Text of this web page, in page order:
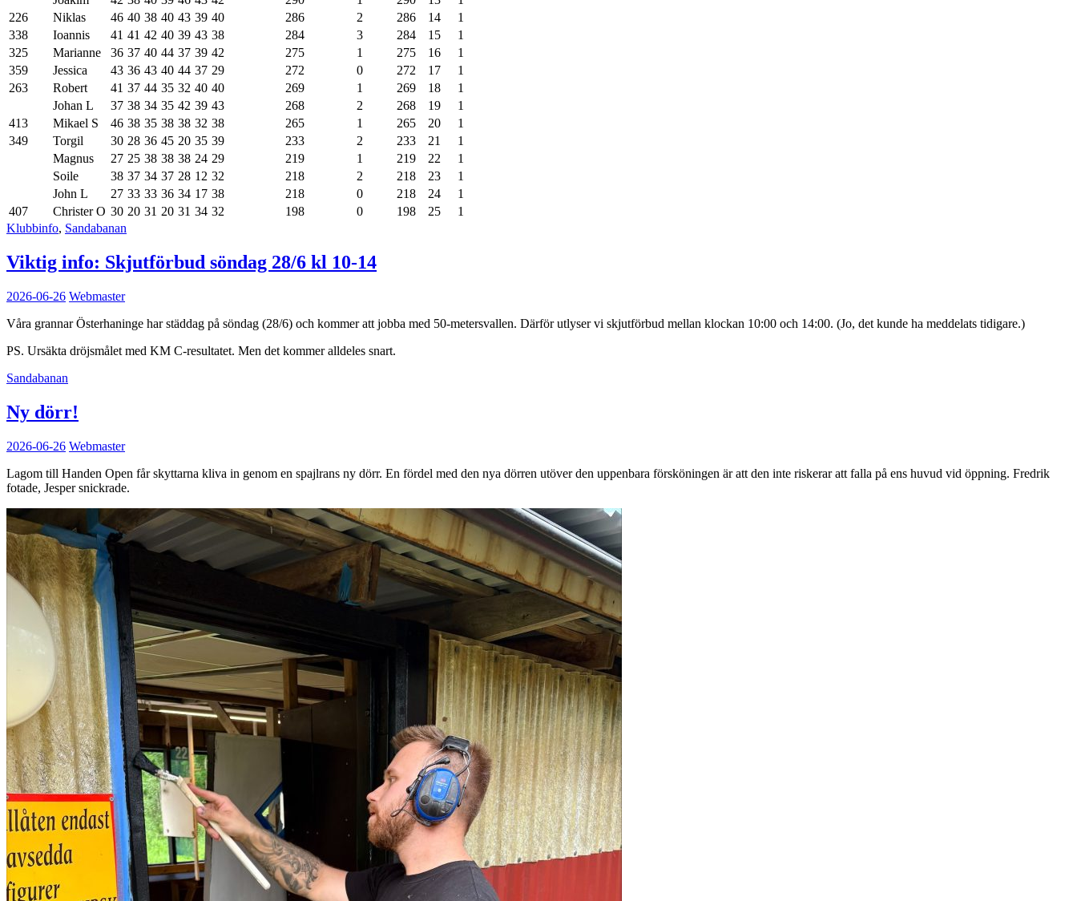
226
Niklas 46 40 38 40 43 39 40 286 2 286 14
1
338
Ioannis 41 41 42 40 39 43 38 284 3 284 15
1
325
Marianne 36 37 40 44 37 39 42 275 1 275 16
1
359
Jessica 43 36 43 40 44 37 29 272 0 272 17
1
263
Robert 41 37 44 35 32 40 40 269 1 269 18
1
Johan L
37 38 34 35 42 39 43 268 2 268 19
1
413
Mikael S 46 38 35 38 38 32 38 265 1 265 20
1
349
Torgil 30 28 36 45 20 35 39 233 2 233 21
1
Magnus
27 25 38 38 38 24 29 219 1 219 22
1
Soile
38 37 34 37 28 12 32 218 2 218 23
1
John L
27 33 33 36 34 17 38 218 0 218 24
1
407
Christer O 30 20 31 20 31 34 32 198 0 198 25
1
Klubbinfo, Sandabanan
Viktig info: Skjutförbud söndag 28/6 kl 10-14
2026-06-26 Webmaster
Våra grannar Österhaninge har städdag på söndag (28/6) och kommer att jobba med 50-metersvallen. Därför utlyser vi skjutförbud mellan klockan 10:00 och 14:00. (Jo, det kunde ha meddelats tidigare.)
PS. Ursäkta dröjsmålet med KM C-resultatet. Men det kommer alldeles snart.
Sandabanan
Ny dörr!
2026-06-26 Webmaster
Lagom till Handen Open får skyttarna kliva in genom en spajlrans ny dörr. En fördel med den nya dörren utöver den uppenbara försköningen är att den inte riskerar att falla på ens huvud vid öppning. Fredrik
fotade, Jesper snickrade.